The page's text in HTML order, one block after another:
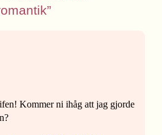
Kommer ni ihåg att jag gjorde